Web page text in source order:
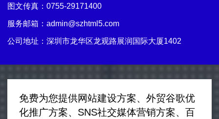
图文传真：0755-29171400
服务邮箱： admin@szhtml5.com
公司地址：深圳市龙华区龙观路展润国际大厦1402
免费为您提供网站建设方案、外贸谷歌优
化推广方案、SNS社交媒体营销方案、百